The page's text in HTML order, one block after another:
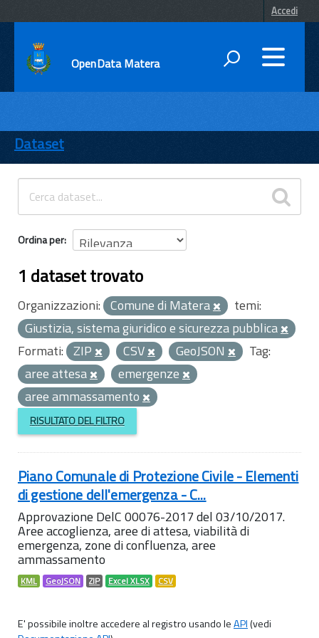
Accedi
OpenData Matera
ENTI
TEMI
INFORMAZIONI
Dataset
Ordina per
1 dataset trovato
Organizzazioni: Comune di Matera
temi:
Giustizia, sistema giuridico e sicurezza pubblica
Formati: ZIP CSV GeoJSON
Tag:
aree attesa
emergenze
aree ammassamento
RISULTATO DEL FILTRO
Piano Comunale di Protezione Civile - Elementi
di gestione dell'emergenza - C...
Approvazione DelC 00076-2017 del 03/10/2017.
Aree accoglienza, aree di attesa, viabilità di
emergenza, zone di confluenza, aree
ammassamento
KML GeoJSON ZIP Excel XLSX CSV
E' possibile inoltre accedere al registro usando leAPI(vedi